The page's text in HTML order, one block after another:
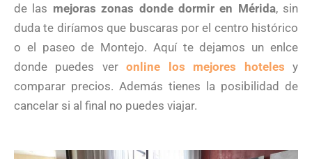
de las mejoras zonas donde dormir en Mérida, sin
duda te diríamos que buscaras por el centro histórico
o el paseo de Montejo. Aquí te dejamos un enlce
donde puedes veronline los mejores hoteles y
comparar precios. Además tienes la posibilidad de
cancelar si al final no puedes viajar.